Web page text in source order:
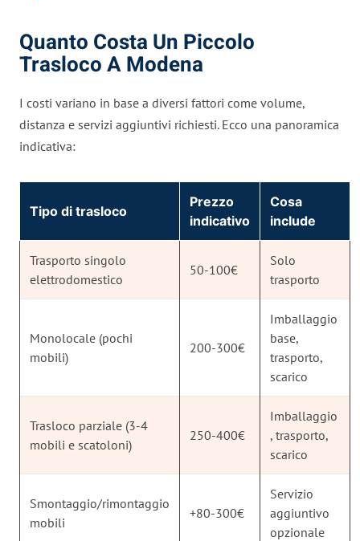
Quanto Costa Un Piccolo
Trasloco A Modena
I costi variano in base a diversi fattori come volume,
distanza e servizi aggiuntivi richiesti. Ecco una panoramica
indicativa:
Tipo di trasloco
Prezzo
indicativo
Cosa
include
Trasporto singolo
elettrodomestico
50-100€
Solo
trasporto
Monolocale (pochi
mobili)
200-300€
Imballaggio
base,
trasporto,
scarico
Trasloco parziale (3-4
mobili e scatoloni)
250-400€
Imballaggio
, trasporto,
scarico
Smontaggio/rimontaggio
mobili
+80-300€
Servizio
aggiuntivo
opzionale